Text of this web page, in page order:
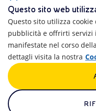
ALTRI LINK
Accessibilità
Newsletter
Questo sito web
Questo sito utilizza
pubblicità e offrirti servizi
manifestate nel corso
dettagli visita la nostra